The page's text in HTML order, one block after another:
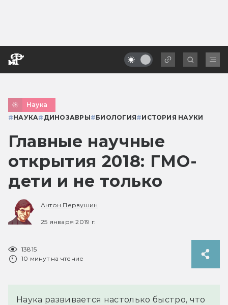
Наука
#НАУКА# ДИНОЗАВРЫ#БИОЛОГИЯ#ИСТОРИЯ НАУКИ
Главные научные
открытия 2018: ГМО-
дети и не только
Антон Первушин
25 января 2019 г.
13815
10 минут на чтение
Наука развивается настолько быстро, что